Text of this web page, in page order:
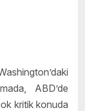
ABD’de
kritik konuda